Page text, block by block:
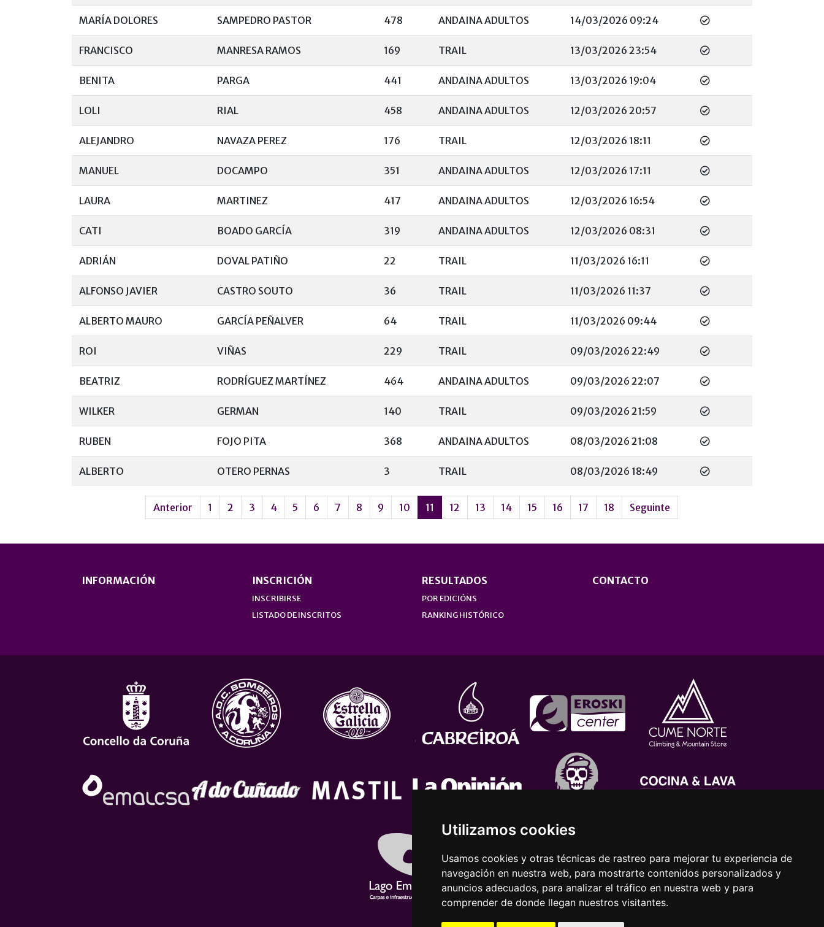
Utilizamos cookies
Usamos cookies y otras técnicas de rastreo para mejorar tu experiencia de
navegación en nuestra web, para mostrarte contenidos personalizados y
anuncios adecuados, para analizar el tráfico en nuestra web y para
comprender de donde llegan nuestros visitantes.
MARÍA DOLORES SAMPEDRO PASTOR 478 ANDAINA ADULTOS 14/03/2026 09:24
FRANCISCO MANRESA RAMOS 169 TRAIL 13/03/2026 23:54
BENITA PARGA 441 ANDAINA ADULTOS 13/03/2026 19:04
LOLI RIAL 458 ANDAINA ADULTOS 12/03/2026 20:57
ALEJANDRO NAVAZA PEREZ 176 TRAIL 12/03/2026 18:11
MANUEL DOCAMPO 351 ANDAINA ADULTOS 12/03/2026 17:11
LAURA MARTINEZ 417 ANDAINA ADULTOS 12/03/2026 16:54
CATI BOADO GARCÍA 319 ANDAINA ADULTOS 12/03/2026 08:31
ADRIÁN DOVAL PATIÑO 22 TRAIL 11/03/2026 16:11
ALFONSO JAVIER CASTRO SOUTO 36 TRAIL 11/03/2026 11:37
ALBERTO MAURO GARCÍA PEÑALVER 64 TRAIL 11/03/2026 09:44
ROI VIÑAS 229 TRAIL 09/03/2026 22:49
BEATRIZ RODRÍGUEZ MARTÍNEZ 464 ANDAINA ADULTOS 09/03/2026 22:07
WILKER GERMAN 140 TRAIL 09/03/2026 21:59
RUBEN FOJO PITA 368 ANDAINA ADULTOS 08/03/2026 21:08
ALBERTO OTERO PERNAS 3 TRAIL 08/03/2026 18:49
Anterior 1 2 3 4 5 6 7 8 9 10 11 12 13 14 15 16 17 18 Seguinte
INFORMACIÓN INSCRICIÓN
INSCRIBIRSE
LISTADO DE INSCRITOS
RESULTADOS
POR EDICIÓNS
RANKING HISTÓRICO
CONTACTO